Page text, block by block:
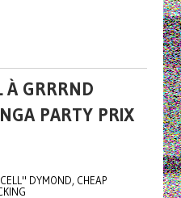
À GRRRND
PARTY PRIX
DYMOND, CHEAP